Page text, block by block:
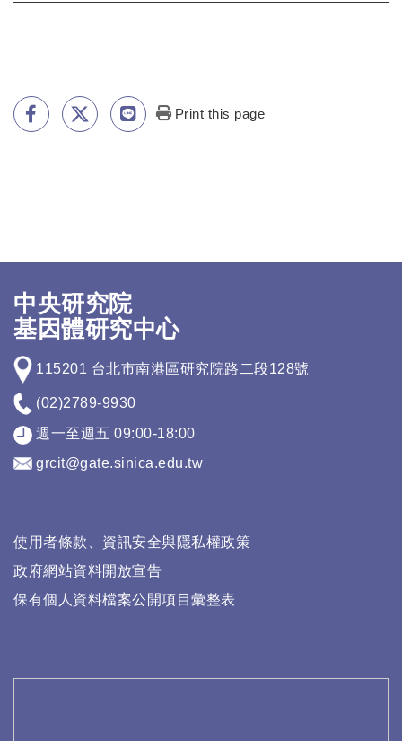
Print this page
中央研究院
基因體研究中心
115201 台北市南港區研究院路二段128號
(02)2789-9930
週一至週五 09:00-18:00
grcit@gate.sinica.edu.tw
使用者條款、資訊安全與隱私權政策
政府網站資料開放宣告
保有個人資料檔案公開項目彙整表